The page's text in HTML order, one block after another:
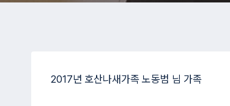
2017년 호산나새가족 노동범 님 가족